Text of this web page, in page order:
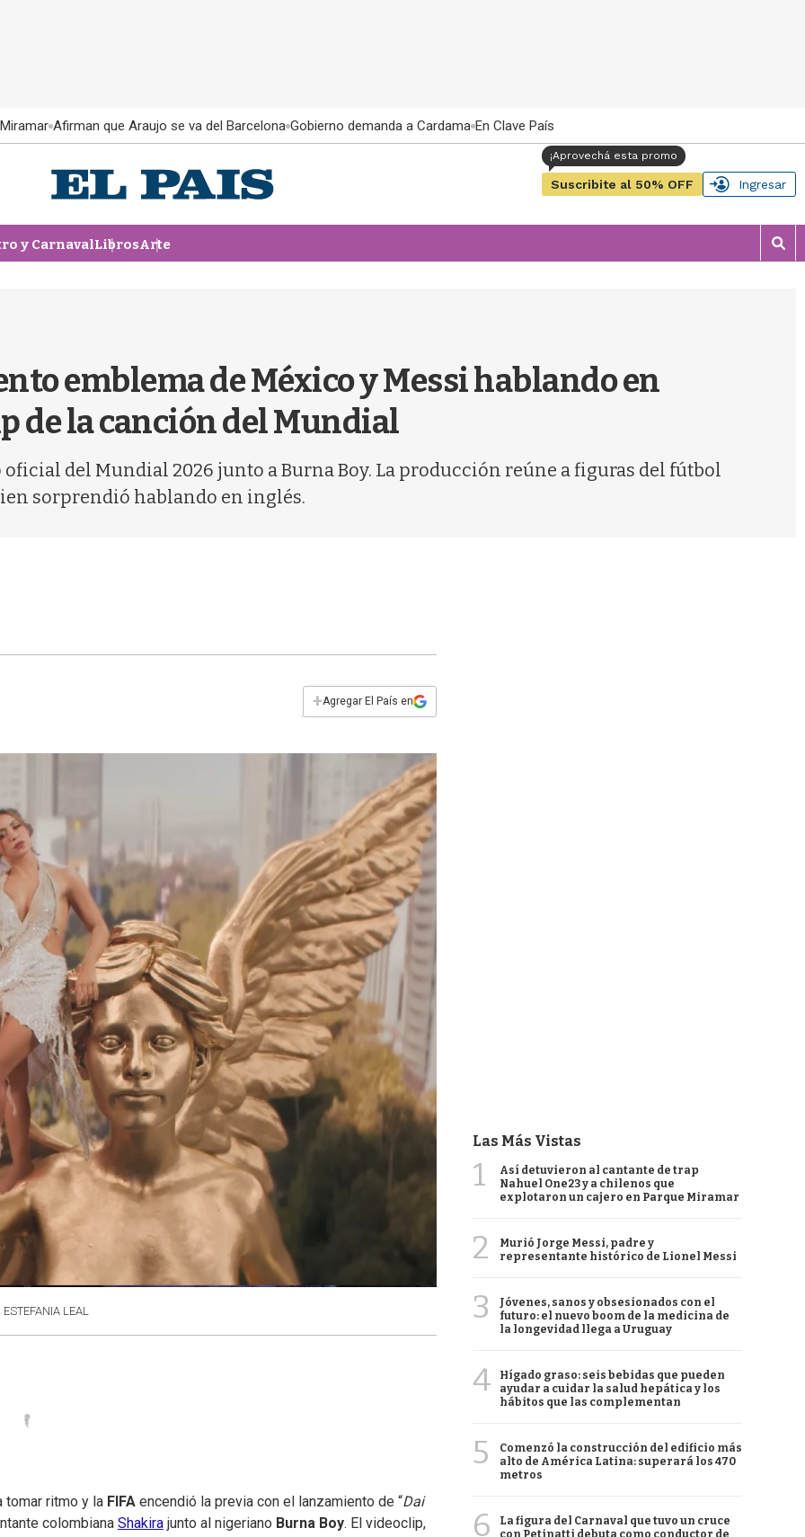
Afirman que Araujo se va del Barcelona Gobierno demanda a Cardama En Clave País
Suscribite al 50% OFF Ingresar
y CarnavalLibrosArte
M
o
emblema de México y Messi hablando en
de la canción del Mundial
del Mundial 2026 junto a Burna Boy. La producción reúne a figuras del fútbol
sorprendió hablando en inglés.
+Agregar El País en
ESTEFANIA LEAL
tomar ritmo y la FIFA encendió la previa con el lanzamiento de “Dai
colombiana Shakira junto al nigeriano Burna Boy. El videoclip,
Las Más Vistas
1
Así detuvieron al cantante de trap
Nahuel One23 y a chilenos que
explotaron un cajero en Parque Miramar
2
Murió Jorge Messi, padre y
representante histórico de Lionel Messi
3
Jóvenes, sanos y obsesionados con el
futuro: el nuevo boom de la medicina de
la longevidad llega a Uruguay
4
Hígado graso: seis bebidas que pueden
ayudar a cuidar la salud hepática y los
hábitos que las complementan
5
Comenzó la construcción del edificio más
alto de América Latina: superará los 470
metros
6
La figura del Carnaval que tuvo un cruce
con Petinatti debuta como conductor de